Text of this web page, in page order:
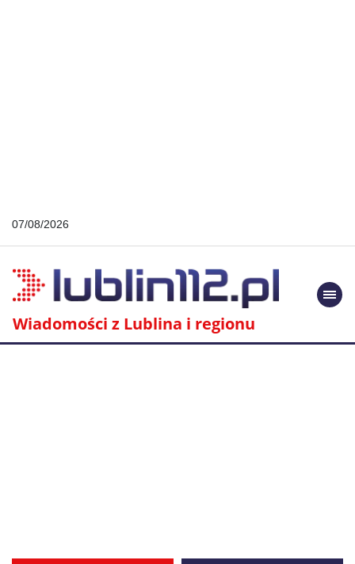
07/08/2026
Wiadomości z Lublina i regionu